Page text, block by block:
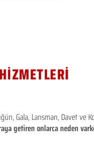
Gala, Lansman, Davet
getiren onlarca neden